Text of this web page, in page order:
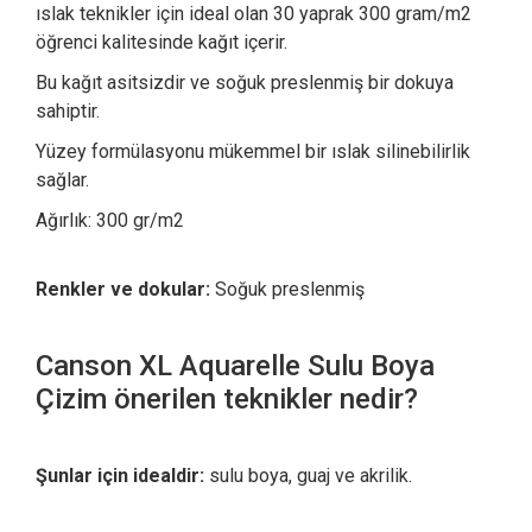
ıslak teknikler için ideal olan 30 yaprak 300 gram/m2
öğrenci kalitesinde kağıt içerir.
Bu kağıt asitsizdir ve soğuk preslenmiş bir dokuya
sahiptir.
Yüzey formülasyonu mükemmel bir ıslak silinebilirlik
sağlar.
Ağırlık: 300 gr/m2
Renkler ve dokular: Soğuk preslenmiş
Canson XL Aquarelle Sulu Boya
Çizim önerilen teknikler nedir?
Şunlar için idealdir: sulu boya, guaj ve akrilik.